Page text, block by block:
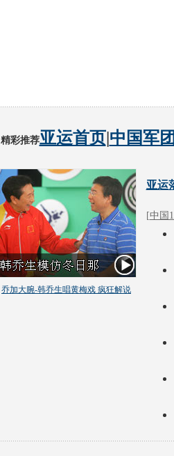
精彩推荐亚运首页|中国军
乔加大腕-韩乔生唱黄梅戏 疯狂解说
亚运
[中国